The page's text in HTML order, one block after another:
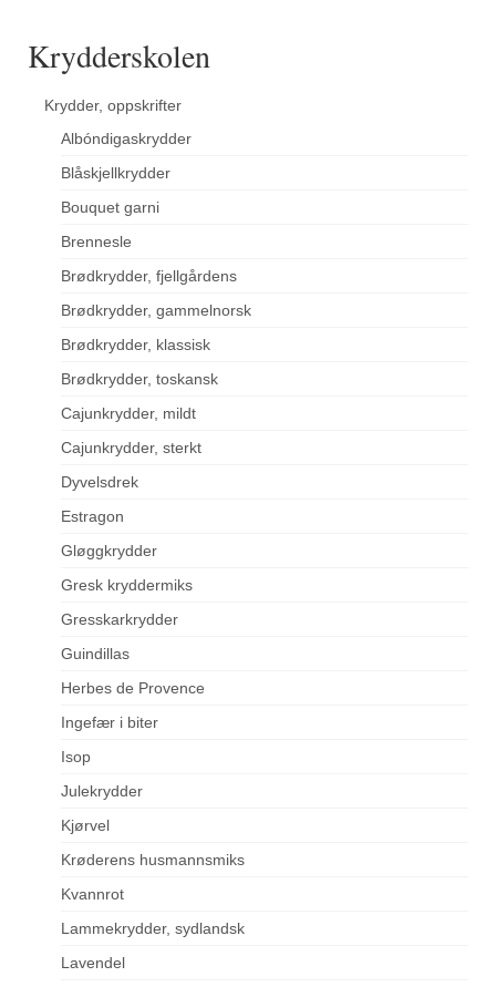
Krydderskolen
Krydder, oppskrifter
Albóndigaskrydder
Blåskjellkrydder
Bouquet garni
Brennesle
Brødkrydder, fjellgårdens
Brødkrydder, gammelnorsk
Brødkrydder, klassisk
Brødkrydder, toskansk
Cajunkrydder, mildt
Cajunkrydder, sterkt
Dyvelsdrek
Estragon
Gløggkrydder
Gresk kryddermiks
Gresskarkrydder
Guindillas
Herbes de Provence
Ingefær i biter
Isop
Julekrydder
Kjørvel
Krøderens husmannsmiks
Kvannrot
Lammekrydder, sydlandsk
Lavendel